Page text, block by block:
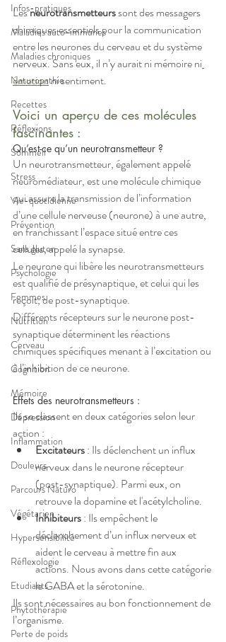
Infos-pratiques
Maladies auto-immunes
Maladies chroniques
Naturopathie
Recettes
Réflexions
Sommeil
Stress
Vie-quotidienne
Prévention
Sans gluten
Psychologie
Femmes
Nutrition
Cerveau
Cognition
Mémoire
Dépression
Inflammation
Douleurs
Parcours Naturo
Végétarien
Hypersensibilité
Réflexologie
Etudiants
Phytothérapie
Perte de poids
Les neurotransmetteurs sont des messagers
chimiques essentiels pour la communication
entre les neurones du cerveau et du système
nerveux. Sans eux, il n’y aurait ni mémoire ni
émotion ni sentiment.
Voici un aperçu de ces molécules
fascinantes :
Qu’est-ce qu’un neurotransmetteur ?
Un neurotransmetteur, également appelé
neuromédiateur, est une molécule chimique
qui assure la transmission de l’information
d’une cellule nerveuse (neurone) à une autre,
en franchissant l’espace situé entre ces
cellules, appelé la synapse.
Le neurone qui libère les neurotransmetteurs
est qualifié de présynaptique, et celui qui les
reçoit, de post-synaptique.
Différents récepteurs sur le neurone post-
synaptique déterminent les réactions
chimiques spécifiques menant à l’excitation ou
à l’inhibition de ce neurone.
Effets des neurotransmetteurs :
Ils se classent en deux catégories selon leur
action :
Excitateurs : Ils déclenchent un influx
nerveux dans le neurone récepteur
(post-synaptique). Parmi eux, on
retrouve la dopamine et l'acétylcholine.
Inhibiteurs : Ils empêchent le
déclenchement d’un influx nerveux et
aident le cerveau à mettre fin aux
actions. Nous avons dans cette catégorie
le GABA et la sérotonine.
Ils sont nécessaires au bon fonctionnement de
l’organisme.